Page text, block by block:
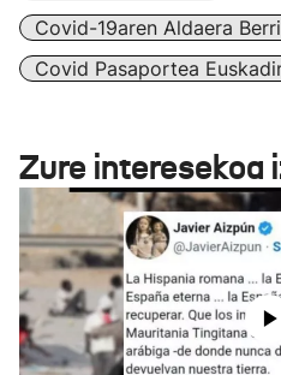
Covid-19aren Aldaera
Covid Pasaportea
Zure interesekoa